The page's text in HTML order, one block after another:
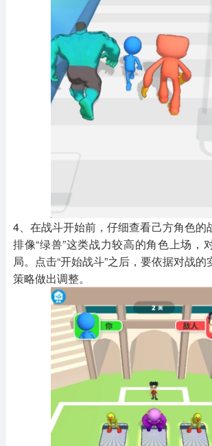
4、在战斗开始前，仔细查看己方角色的
排像“绿兽”这类战力较高的角色上场，
局。点击“开始战斗”之后，要依据对战
策略做出调整。